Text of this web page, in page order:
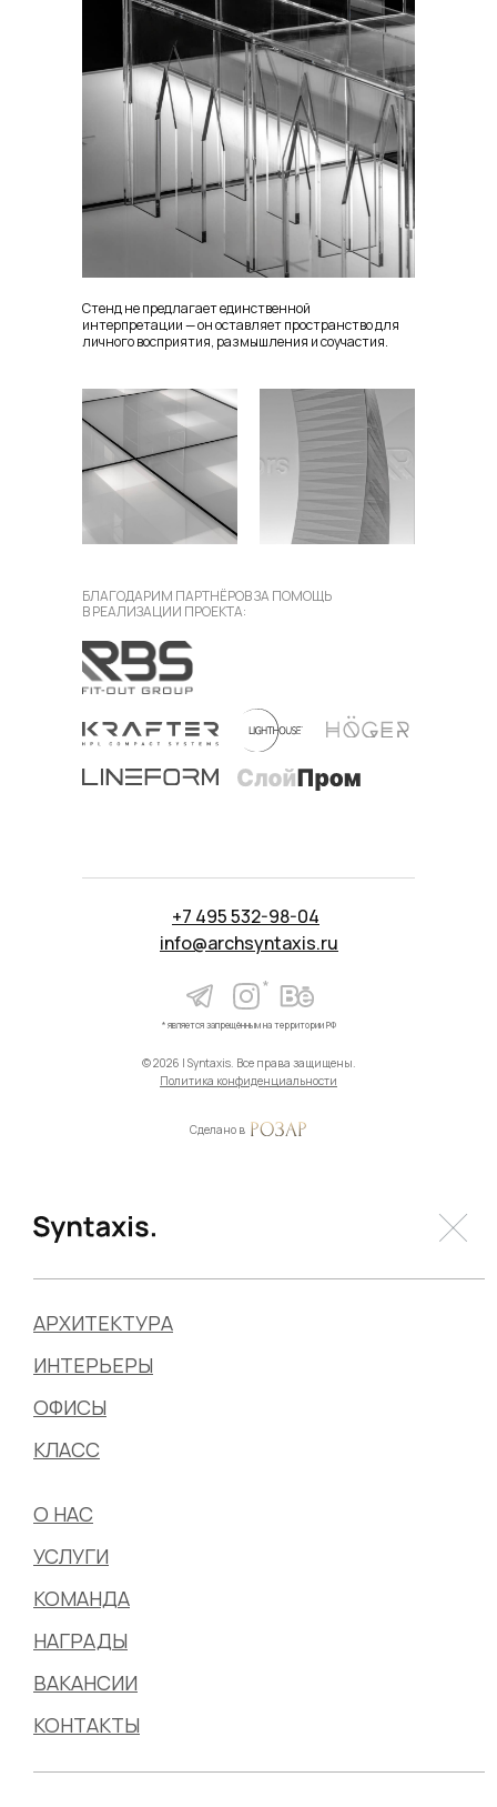
Стенд не предлагает единственной
интерпретации — он оставляет пространство для
личного восприятия, размышления и соучастия.
БЛАГОДАРИМ ПАРТНЁРОВ ЗА ПОМОЩЬ
В РЕАЛИЗАЦИИ ПРОЕКТА:
© 2026 | Syntaxis. Все права защищены.
* является запрещённым на территории РФ
Политика конфиденциальности
info@archsyntaxis.ru
*
+7 495 532-98-04
Сделано в
АРХИТЕКТУРА
КОМАНДА
ИНТЕРЬЕРЫ
ВАКАНСИИ
КОНТАКТЫ
ОФИСЫ
КЛАСС
О НАС
УСЛУГИ
НАГРАДЫ